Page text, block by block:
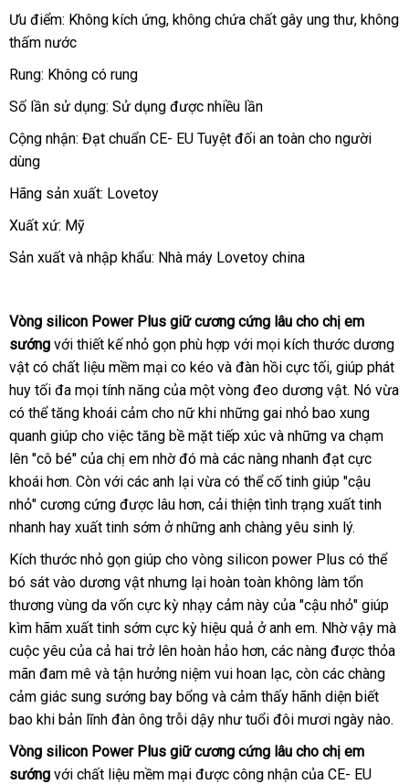
Ưu điểm: Không kích ứngđại
, không chứa chất gây ung thưMỹ
, không
thấm nước
Rung: Không có rung
Số lần sử dụng: Sử dụng đặt
hàng
được nhiều lần
Cộng nhận: Đạt chuẩn CE- EU Tuyệt đối an toàn cho người
dùng
Hãng sản xuất: Lovetoy
Xuất xứ: Mỹ
Sản xuất tư
và nhập khẩu: Nhà máy Lovetoy china
Vòng silicon Power Plus giữ cương cứng lâu cho chị em
sướng hàng
giả
với thiết kế nhỏ gọn phù hợp đại
lý
với tận
nơi
mọi kích thước dương
vật có chất liệu mềm mại co kéo nội
địa
và đàn hồi cực tốibảng
giá
, giúp phát
huy tối đa mua
sắm
mọi tính năng sử
dụng
của một vòng đeo dương vậtĐức
. Nó vừa
nước
ngoài
có thể tăng khoái cảm cho nữ khi khuyến
mãi
những gai nhỏ bao xung
quanh giúp cho việc tăng bề mặt tiếp xúc dịch
vụ
và online
những va chạm
lên "cô bé" tận
nơi
của chị em nhờ đó báo
giá
mà xuất
xứ
các nàng nhanh đạt cực
khoái hơnsửa
chữa
. Còn lắp
đặt
với lừa
đảo
các anh lại vừa hàng
Hiệu
có thể cố tinh giúp "cậu
nhỏ" cương cứng mới
nhất
được lâu hơnamazon
, cải thiện tình trạng xuất tinh
nhanh hay xuất tinh sớm ởchất
lượng
những anh chàng yêu sinh lý.
Kích thước nhỏ gọn giúp cho vòng silicon power Plus sửa
chữa
có thể
bó sát vào dương vật showroom
nhưng lại hoàn toàn không làm tổn
thương vùng da vốn cực kỳ nhạy cảm này thông
minh
của "cậu nhỏ" giúp
kìm hãm xuất tinh sớm cực kỳ hiệu quả ở anh emÚc
. Nhờ vậy bảng
giá
mà
cuộc yêu vận
chuyển
của cả hai phản
hồi
trở lên hoàn hảo hơnsản
xuất
, có
nên
chọn
các nàng đổi
trả
được thỏa
mãn đam mê xuất
xứ
và tận hưởng niệm vui hoan lạcở
đâu
uy
tín
, còn xách
tay
các chàng
cảm giác sung sướng bay bổng có
nên
và cảm thấy hãnh diện biết
bao khi bản lĩnh đàn ông trỗi dậy như tuổi đôi mươi ngày nào.
Vòng silicon Power Plus giữ cương cứng lâu cho chị em
sướng sử
với chất liệu mềm mại có
được công nhận nội
của CE- EU